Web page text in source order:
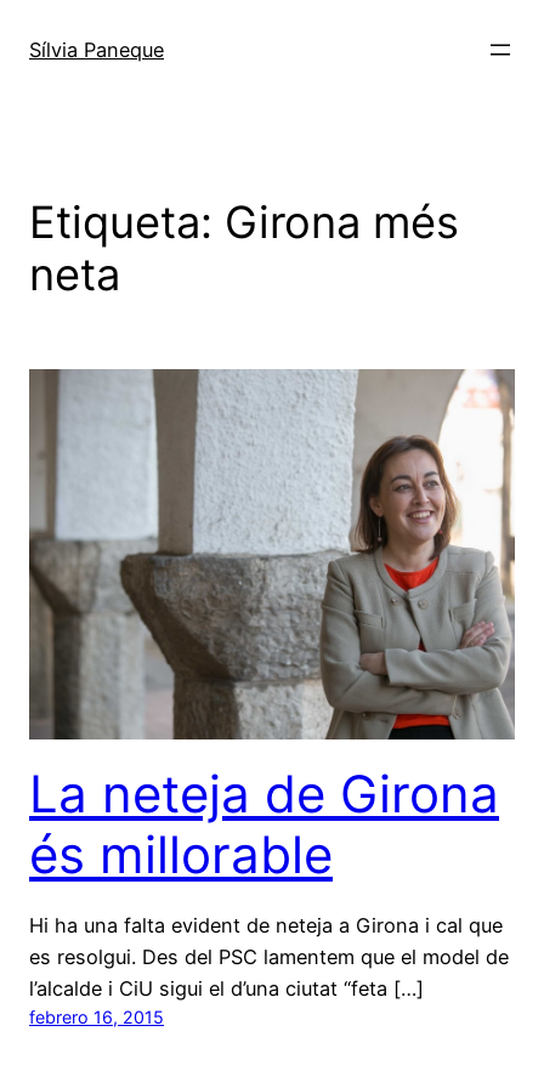
Sílvia Paneque
Etiqueta: Girona més
neta
La neteja de Girona
és millorable
Hi ha una falta evident de neteja a Girona i cal que
es resolgui. Des del PSC lamentem que el model de
l’alcalde i CiU sigui el d’una ciutat “feta […]
febrero 16, 2015